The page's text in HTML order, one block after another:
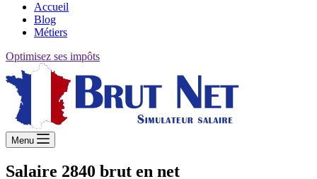
Accueil
Blog
Métiers
Optimisez ses impôts
Menu
Salaire 2840 brut en net